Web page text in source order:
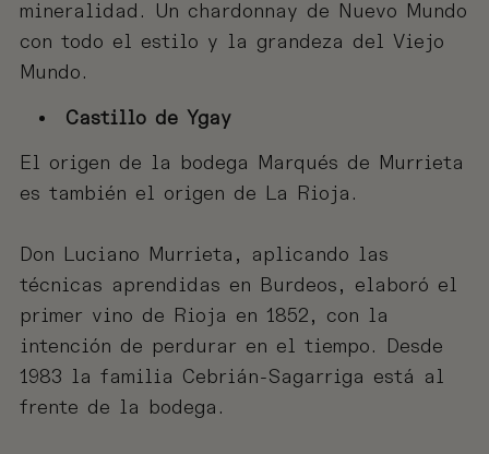
mineralidad. Un chardonnay de Nuevo Mundo
con todo el estilo y la grandeza del Viejo
Mundo.
Castillo de Ygay
El origen de la bodega Marqués de Murrieta
es también el origen de La Rioja.
Don Luciano Murrieta, aplicando las
técnicas aprendidas en Burdeos, elaboró el
primer vino de Rioja en 1852, con la
intención de perdurar en el tiempo. Desde
1983 la familia Cebrián-Sagarriga está al
frente de la bodega.